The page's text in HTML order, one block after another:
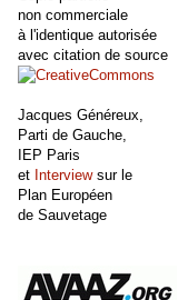
non commerciale
à l'identique autorisée
avec citation de source
Jacques Généreux,
Parti de Gauche,
IEP Paris
et Interviewsur le
Plan Européen
de Sauvetage